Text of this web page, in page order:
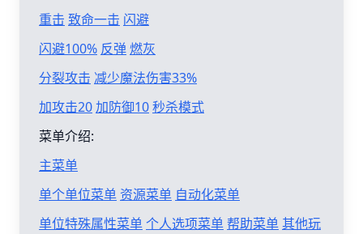
重击 致命一击 闪避
闪避100% 反弹燃灰
分裂攻击 减少魔法伤害33%
加攻击20加防御10秒杀模式
菜单介绍:
主菜单
单个单位菜单 资源菜单 自动化菜单
单位特殊属性菜单个人选项菜单帮助菜单其他玩